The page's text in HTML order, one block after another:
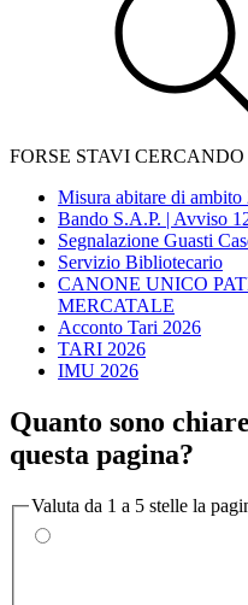
FORSE STAVI CERCANDO
Misura abitare di
Bando S.A.P. | Avviso
Segnalazione Guasti
Servizio Bibliotecario
CANONE UNICO
MERCATALE
Acconto Tari 2026
TARI 2026
IMU 2026
Quanto sono
questa pagina?
Valuta da 1 a 5 stelle la